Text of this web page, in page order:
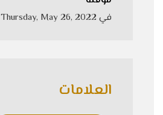
في Thursday, May 26, 2022
العلامات